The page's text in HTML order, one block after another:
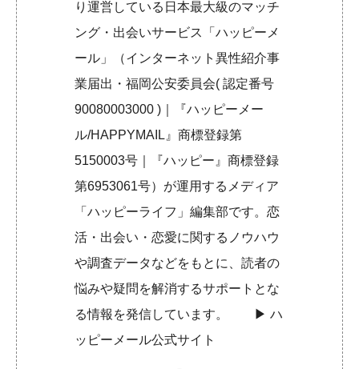
り運営している日本最大級のマッチ
ング・出会いサービス「ハッピーメ
ール」（インターネット異性紹介事
業届出・福岡公安委員会( 認定番号
90080003000 )｜『ハッピーメー
ル/HAPPYMAIL』商標登録第
5150003号｜『ハッピー』商標登録
第6953061号）が運用するメディア
「ハッピーライフ」編集部です。恋
活・出会い・恋愛に関するノウハウ
や調査データなどをもとに、読者の
悩みや疑問を解消するサポートとな
る情報を発信しています。 ▶︎ハ
ッピーメール公式サイト